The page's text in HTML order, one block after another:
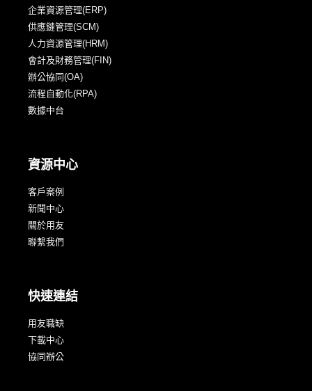
企業資源管理(ERP)
供應鏈管理(SCM)
人力資源管理(HRM)
會計及財務管理(FIN)
辦公協同(OA)
流程自動化(RPA)
數據中台
資源中心
客戶案例
新聞中心
關於用友
聯繫我們
快速連結
用友職缺
下載中心
協同辦公